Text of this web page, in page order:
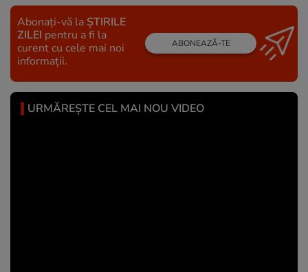
Abonați-vă la ȘTIRILE
ZILEI pentru a fi la
curent cu cele mai noi
informații.
ABONEAZĂ-TE
URMĂREȘTE CEL MAI NOU VIDEO